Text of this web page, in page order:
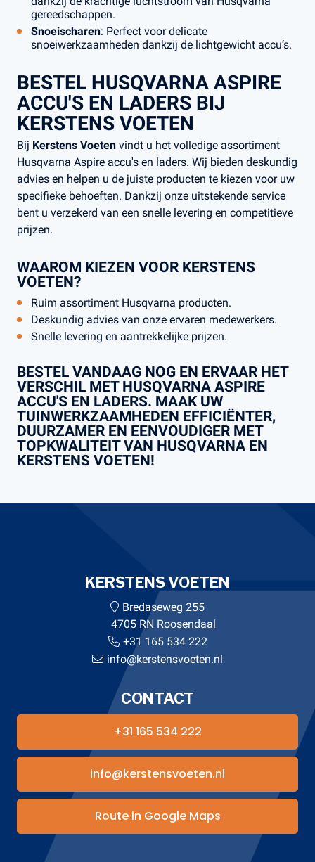
gereedschappen.
Snoeischaren: Perfect voor delicate
snoeiwerkzaamheden dankzij de lichtgewicht accu’s.
BESTEL HUSQVARNA ASPIRE
ACCU'S EN LADERS BIJ
KERSTENS VOETEN
Bij Kerstens Voeten vindt u het volledige assortiment
Husqvarna Aspire accu's en laders. Wij bieden deskundig
advies en helpen u de juiste producten te kiezen voor uw
specifieke behoeften. Dankzij onze uitstekende service
bent u verzekerd van een snelle levering en competitieve
prijzen.
WAAROM KIEZEN VOOR KERSTENS
VOETEN?
Ruim assortiment Husqvarna producten.
Deskundig advies van onze ervaren medewerkers.
Snelle levering en aantrekkelijke prijzen.
BESTEL VANDAAG NOG EN ERVAAR HET
VERSCHIL MET HUSQVARNA ASPIRE
ACCU'S EN LADERS. MAAK UW
TUINWERKZAAMHEDEN EFFICIËNTER,
DUURZAMER EN EENVOUDIGER MET
TOPKWALITEIT VAN HUSQVARNA EN
KERSTENS VOETEN!
KERSTENS VOETEN
Bredaseweg 255
4705 RN Roosendaal
+31 165 534 222
info@kerstensvoeten.nl
CONTACT
+31 165 534 222
info@kerstensvoeten.nl
Route in Google Maps